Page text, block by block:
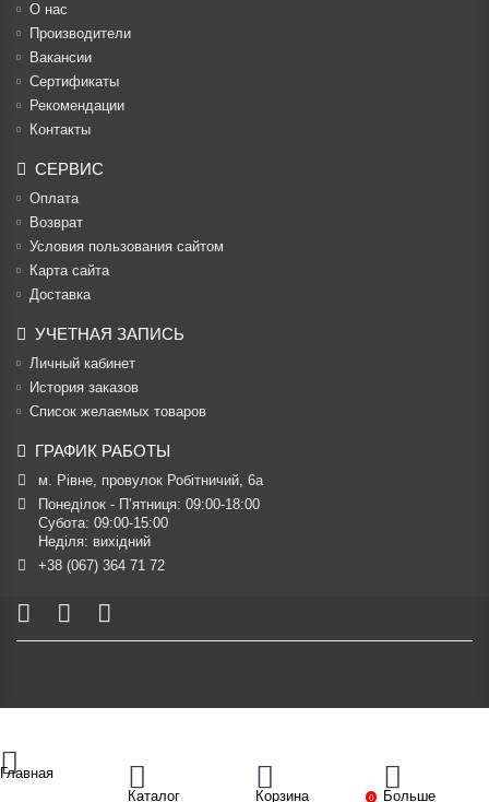
О нас
Производители
Вакансии
Cертификаты
Рекомендации
Контакты
СЕРВИС
Оплата
Возврат
Условия пользования сайтом
Карта сайта
Доставка
УЧЕТНАЯ ЗАПИСЬ
Личный кабинет
История заказов
Список желаемых товаров
ГРАФИК РАБОТЫ
м. Рівне, провулок Робітничий, 6а
Понеділок - П’ятниця: 09:00-18:00
Субота: 09:00-15:00
Неділя: вихідний
+38 (067) 364 71 72
Главная
Каталог
Корзина 0 Больше